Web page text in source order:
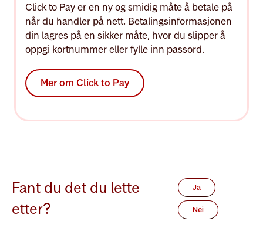
Click to Pay er en ny og smidig måte å betale på
når du handler på nett. Betalingsinformasjonen
din lagres på en sikker måte, hvor du slipper å
oppgi kortnummer eller fylle inn passord.
Mer om Click to Pay
Fant du det du lette
etter?
Ja
Nei